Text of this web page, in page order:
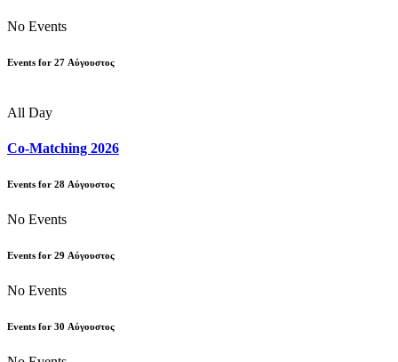
No Events
Events for 27 Αύγουστος
All Day
Co-Matching 2026
Events for 28 Αύγουστος
No Events
Events for 29 Αύγουστος
No Events
Events for 30 Αύγουστος